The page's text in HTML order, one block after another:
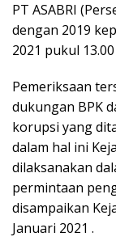
PT ASABRI
dengan 2019
2021 pukul
Pemeriksaan
dukungan BPK
korupsi yang
dalam hal ini
dilaksanakan
permintaan
disampaikan
Januari 2021 .